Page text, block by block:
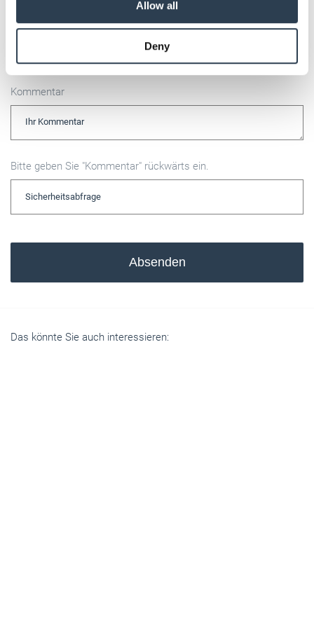
provided to them or that they’ve collected from your use
Weitere Informationen:Impressum Datenschutz
Allow all
Deny
E-Mail
Kommentar
Bitte geben Sie "Kommentar" rückwärts ein.
Absenden
Das könnte Sie auch interessieren: